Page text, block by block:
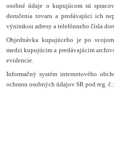
osobné údaje o kupujúcom sú
doručenia tovaru a predávajúci ich
výnimkou adresy a telefónneho čísla
Objednávka kupujúceho je po
medzi kupujúcim a predávajúcim
evidencie.
Informačný systém internetového
ochranu osobných údajov SR pod reg.